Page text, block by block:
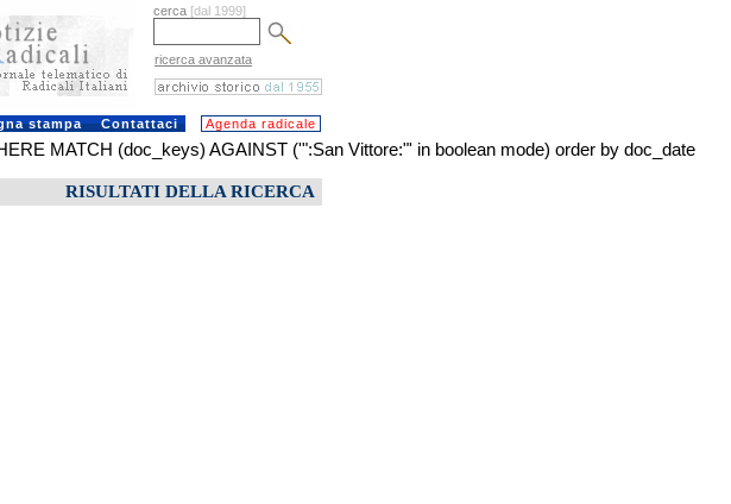
cerca [dal 1999]
ricerca avanzata
stampa Contattaci Agenda radicale
MATCH (doc_keys) AGAINST ('":San Vittore:"' in boolean mode) order by doc_date
RISULTATI DELLA RICERCA